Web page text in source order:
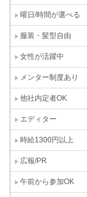
曜日/時間が選べる
服装・髪型自由
女性が活躍中
メンター制度あり
他社内定者OK
エディター
時給1300円以上
広報/PR
午前から参加OK